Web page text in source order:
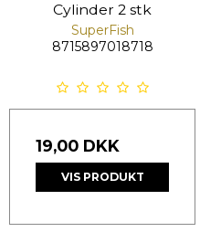
Cylinder 2 stk
SuperFish
8715897018718
19,00 DKK
VIS PRODUKT